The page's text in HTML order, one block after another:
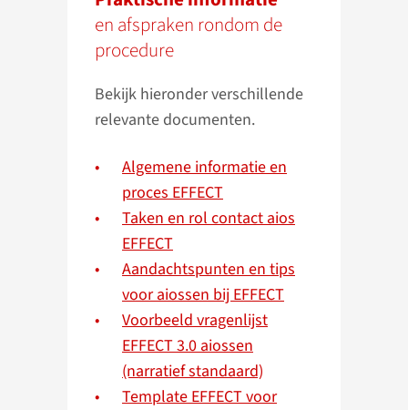
en afspraken rondom de
procedure
Bekijk hieronder verschillende
relevante documenten.
Algemene informatie en
proces EFFECT
Taken en rol contact aios
EFFECT
Aandachtspunten en tips
voor aiossen bij EFFECT
Voorbeeld vragenlijst
EFFECT 3.0 aiossen
(narratief standaard)
Template EFFECT voor